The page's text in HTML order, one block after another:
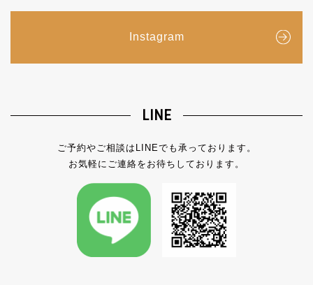
Instagram
LINE
ご予約やご相談はLINEでも承っております。
お気軽にご連絡をお待ちしております。